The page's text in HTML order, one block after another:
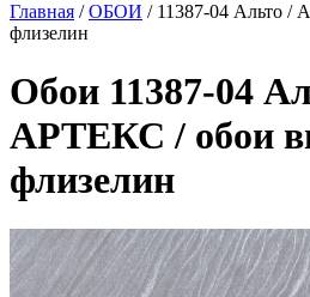
Главная /ОБОИ / 11387-04 Альто /
флизелин
Обои 11387-04
АРТЕКС / обои
флизелин